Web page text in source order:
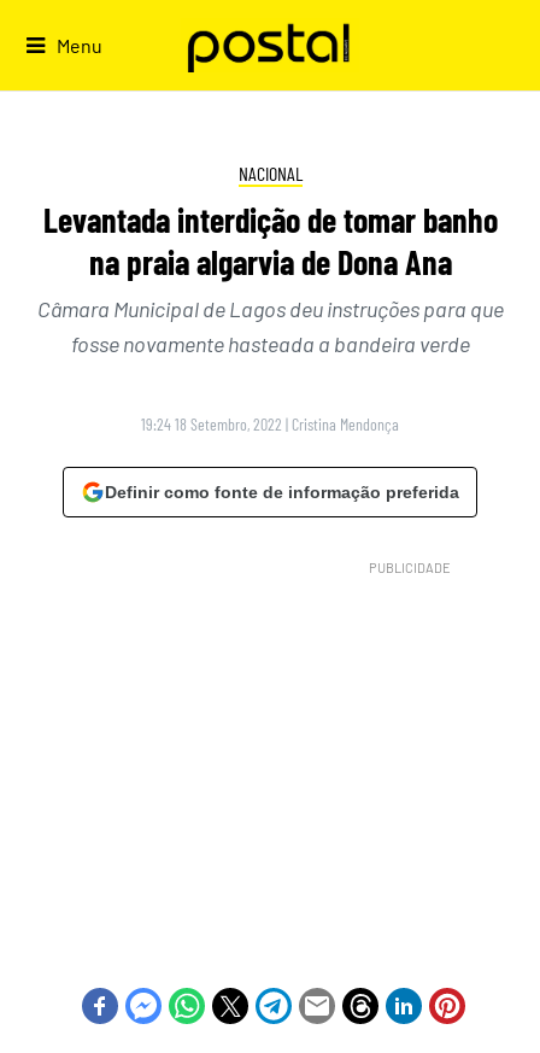
Menu
NACIONAL
Levantada interdição de tomar banho
na praia algarvia de Dona Ana
Câmara Municipal de Lagos deu instruções para que
fosse novamente hasteada a bandeira verde
19:24 18 Setembro, 2022 | Cristina Mendonça
Definir como fonte de informação preferida